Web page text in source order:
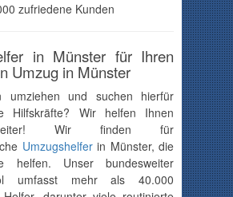
zufriedene Kunden
in Münster für Ihren
Umzug in Münster
umziehen und suchen hierfür
Hilfskräfte? Wir helfen Ihnen
Wir finden für
Umzugshelfer in Münster, die
helfen. Unser bundesweiter
umfasst mehr als 40.000